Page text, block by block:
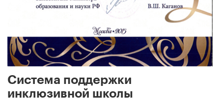
Система поддержки
инклюзивной школы